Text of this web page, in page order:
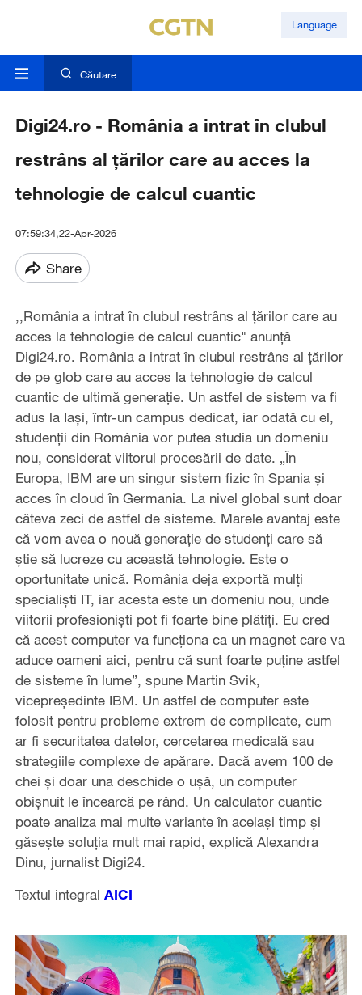
Language
Căutare
Digi24.ro - România a intrat în clubul
restrâns al țărilor care au acces la
tehnologie de calcul cuantic
07:59:34,22-Apr-2026
Share
,,România a intrat în clubul restrâns al țărilor care au
acces la tehnologie de calcul cuantic" anunță
Digi24.ro. România a intrat în clubul restrâns al țărilor
de pe glob care au acces la tehnologie de calcul
cuantic de ultimă generație. Un astfel de sistem va fi
adus la Iași, într-un campus dedicat, iar odată cu el,
studenții din România vor putea studia un domeniu
nou, considerat viitorul procesării de date. „În
Europa, IBM are un singur sistem fizic în Spania și
acces în cloud în Germania. La nivel global sunt doar
câteva zeci de astfel de sisteme. Marele avantaj este
că vom avea o nouă generație de studenți care să
știe să lucreze cu această tehnologie. Este o
oportunitate unică. România deja exportă mulți
specialiști IT, iar acesta este un domeniu nou, unde
viitorii profesioniști pot fi foarte bine plătiți. Eu cred
că acest computer va funcționa ca un magnet care va
aduce oameni aici, pentru că sunt foarte puține astfel
de sisteme în lume”, spune Martin Svik,
vicepreședinte IBM. Un astfel de computer este
folosit pentru probleme extrem de complicate, cum
ar fi securitatea datelor, cercetarea medicală sau
strategiile complexe de apărare. Dacă avem 100 de
chei și doar una deschide o ușă, un computer
obișnuit le încearcă pe rând. Un calculator cuantic
poate analiza mai multe variante în același timp și
găsește soluția mult mai rapid, explică Alexandra
Dinu, jurnalist Digi24.
Textul integral AICI